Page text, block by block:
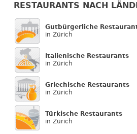
RESTAURANTS NACH
Gutbürgerliche
in Zürich
Italienische Restaurants
in Zürich
Griechische Restaurants
in Zürich
Türkische Restaurants
in Zürich